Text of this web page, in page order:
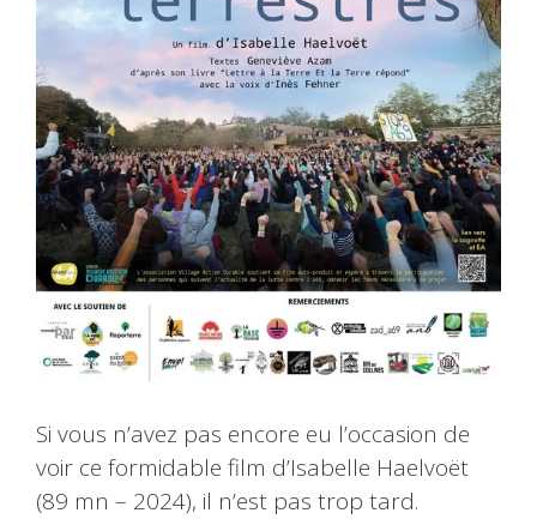
Si vous n’avez pas encore eu l’occasion de
voir ce formidable film d’Isabelle Haelvoët
(89 mn – 2024), il n’est pas trop tard.